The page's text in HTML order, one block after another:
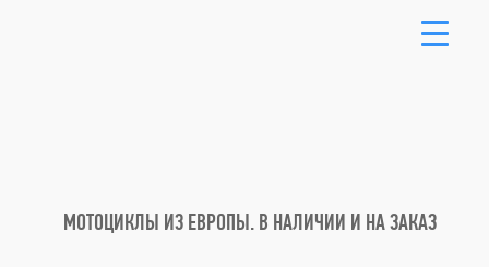
МОТОЦИКЛЫ ИЗ ЕВРОПЫ. В НАЛИЧИИ И НА ЗАКАЗ